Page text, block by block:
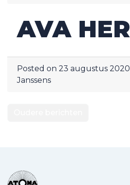
AVA
Posted on 23 augustus 2020
Janssens